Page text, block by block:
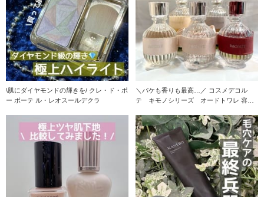
\肌にダイヤモンドの輝きを/ クレ・ド・ポ
ー ボーテ ル・レオスールデクラ
＼パケも香りも最高…／ コスメデコル
テ キモノシリーズ オードトワレ 容器